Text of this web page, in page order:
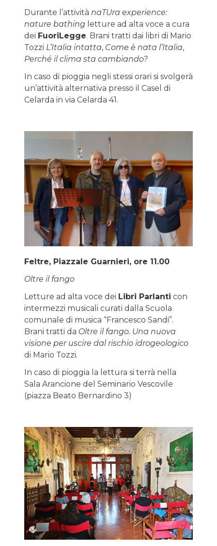
Durante l’attività naTUra experience:
nature bathing letture ad alta voce a cura
dei FuoriLegge. Brani tratti dai libri di Mario
Tozzi L’Italia intatta, Come è nata l’Italia,
Perché il clima sta cambiando?
In caso di pioggia negli stessi orari si svolgerà
un’attività alternativa presso il Casel di
Celarda in via Celarda 41.
Feltre, Piazzale Guarnieri, ore 11.00
Oltre il fango
Letture ad alta voce dei Libri Parlanti con
intermezzi musicali curati dalla Scuola
comunale di musica “Francesco Sandi”.
Brani tratti da Oltre il fango. Una nuova
visione per uscire dal rischio idrogeologico
di Mario Tozzi.
In caso di pioggia la lettura si terrà nella
Sala Arancione del Seminario Vescovile
(piazza Beato Bernardino 3)